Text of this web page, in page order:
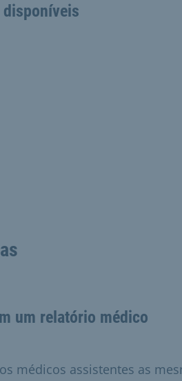
disponíveis
um relatório médico
médicos assistentes as